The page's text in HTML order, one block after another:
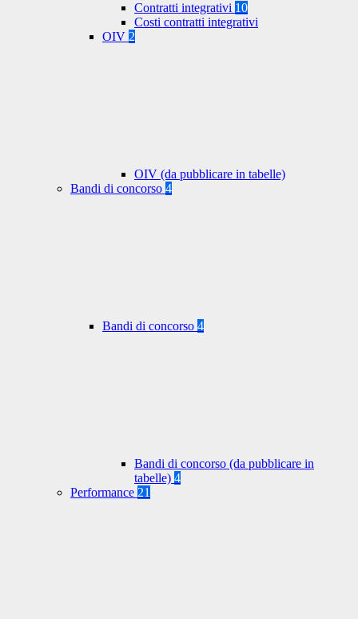
Contratti integrativi 10
Costi contratti integrativi
OIV 2
OIV (da pubblicare in tabelle)
Bandi di concorso 4
Bandi di concorso 4
Bandi di concorso (da pubblicare in
tabelle) 4
Performance 21